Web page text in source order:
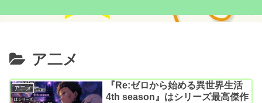
ア二メ
ア二メ
『Re:ゼロから始める異世界生活
4th season』はシリーズ最高傑作